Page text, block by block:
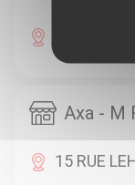
8 RUE
Axa - M
15 RUE